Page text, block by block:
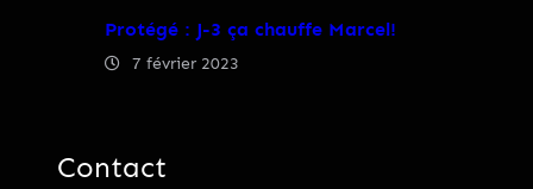
Protégé : J-3 ça chauffe Marcel!
7 février 2023
Contact